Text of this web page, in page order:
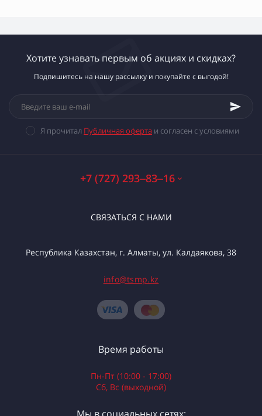
Хотите узнавать первым об акциях и скидках?
Подпишитесь на нашу рассылку и покупайте с выгодой!
Я прочитал Публичная оферта и согласен с условиями
+7 (727) 293‒83‒16
СВЯЗАТЬСЯ С НАМИ
Республика Казахстан, г. Алматы, ул. Калдаякова, 38
info@tsmp.kz
Время работы
Пн-Пт (10:00 - 17:00)
Сб, Вс (выходной)